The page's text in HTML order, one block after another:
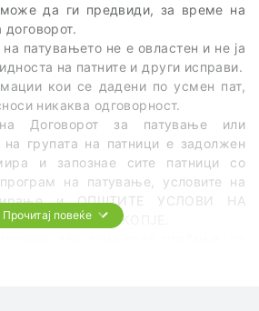
може да ги предвиди, за време на
на патувањето не е овластен и не ја
на патните и други исправи.
кои се дадени по усмен пат,
никаква одговорност.
на Договорот за патување или
на групата на патници е задолжен
и запознае сите патници со
на патување, условите на
и ОПШТИТЕ УСЛОВИ НА
ЦЕЛ СВЕТ од СКОПЈЕ.
Прочитај повеќе